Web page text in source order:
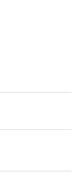
ト。
したなめらかな
。
いくピオニーの